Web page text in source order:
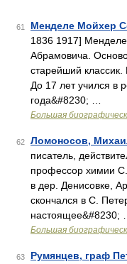
61 Менделе Мойхер
1836 1917]
Абрамовича.
старейший классик.
До 17 лет учился в
года&#8230; …
Большая
62 Ломоносов,
писатель,
профессор химии С.
в дер. Денисовке,
скончался в С.
настоящее&#8230; …
Большая
63 Румянцев, граф